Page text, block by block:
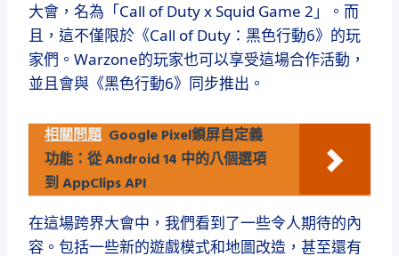
大會，名為「Call of Duty x Squid Game 2」。而
且，這不僅限於《Call of Duty：黑色行動6》的玩
家們。Warzone的玩家也可以享受這場合作活動，
並且會與《黑色行動6》同步推出。
相關問題 Google Pixel鎖屏自定義
功能：從 Android 14 中的八個選項
到 AppClips API
在這場跨界大會中，我們看到了一些令人期待的內
容。包括一些新的遊戲模式和地圖改造，甚至還有